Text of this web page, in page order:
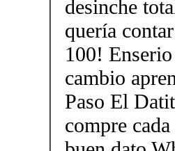
desinche
quería
100!
cambio
Paso El
compre